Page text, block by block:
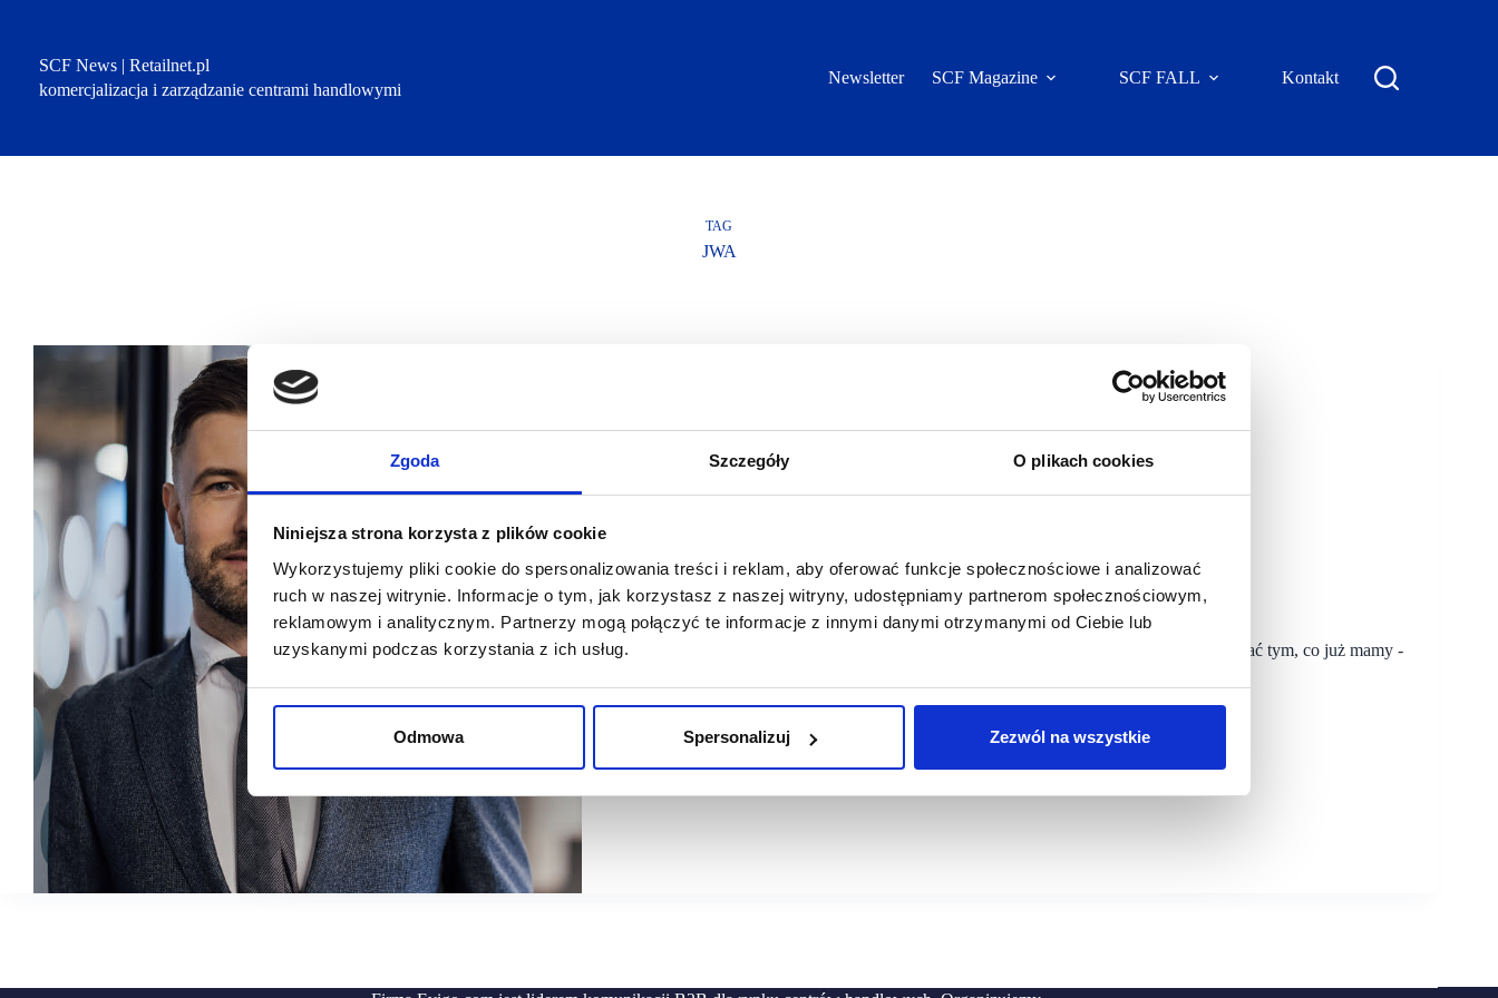
Zgoda Szczegóły O plikach cookies
Niniejsza strona korzysta z plików cookie
Wykorzystujemy pliki cookie do spersonalizowania treści i reklam, aby oferować funkcje społecznościowe i analizować
ruch w naszej witrynie. Informacje o tym, jak korzystasz z naszej witryny, udostępniamy partnerom społecznościowym,
reklamowym i analitycznym. Partnerzy mogą połączyć te informacje z innymi danymi otrzymanymi od Ciebie lub
uzyskanymi podczas korzystania z ich usług.
Odmowa Spersonalizuj Zezwól na wszystkie
SCF News | Retailnet.pl
komercjalizacja i zarządzanie centrami handlowymi
Newsletter SCF Magazine SCF FALL Kontakt
TAG
JWA
19/06/2026 JWA
[WYWIAD] Jerzy Wójcik, JWA: odkładanie transformacji nieruchomości jest ryzykowne
Nie jest sztuką wydanie milionów na najnowsze technologie. Chodzi o to, żeby mądrze sterować tym, co już mamy -